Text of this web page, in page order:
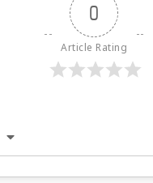
0
Article Rating